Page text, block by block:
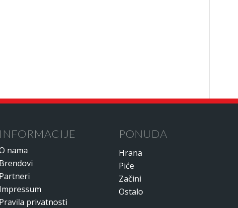
INFORMACIJE
nama
Brendovi
Partneri
Impressum
Pravila privatnosti
PONUDA
Hrana
Piće
Začini
Ostalo